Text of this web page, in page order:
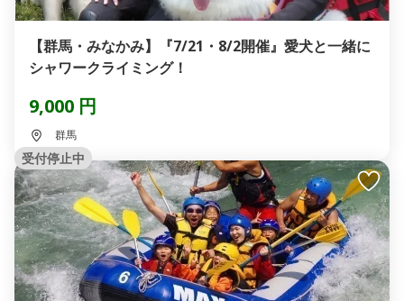
【群馬・みなかみ】『7/21・8/2開催』愛犬と一緒に
シャワークライミング！
9,000 円
群馬
受付停止中